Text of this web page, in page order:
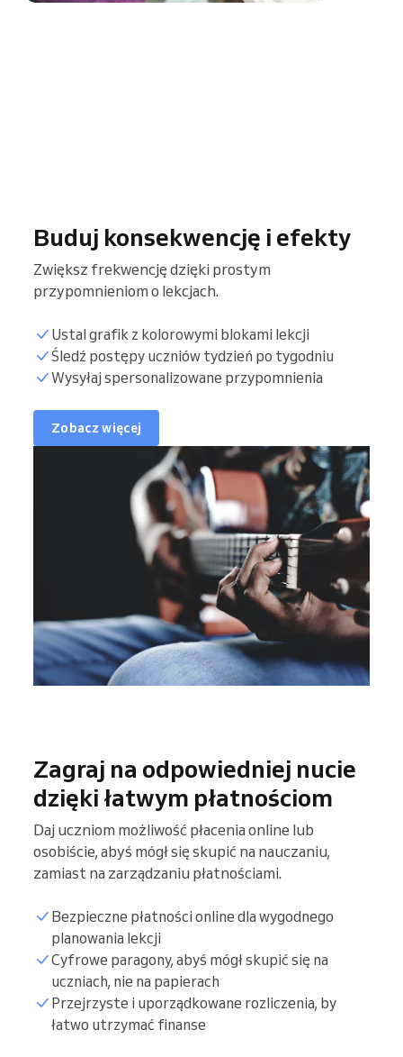
Buduj konsekwencję i efekty
Zwiększ frekwencję dzięki prostym
przypomnieniom o lekcjach.
Ustal grafik z kolorowymi blokami lekcji
Śledź postępy uczniów tydzień po tygodniu
Wysyłaj spersonalizowane przypomnienia
Zobacz więcej
Zagraj na odpowiedniej nucie
dzięki łatwym płatnościom
Daj uczniom możliwość płacenia online lub
osobiście, abyś mógł się skupić na nauczaniu,
zamiast na zarządzaniu płatnościami.
Bezpieczne płatności online dla wygodnego
planowania lekcji
Cyfrowe paragony, abyś mógł skupić się na
uczniach, nie na papierach
Przejrzyste i uporządkowane rozliczenia, by
łatwo utrzymać finanse